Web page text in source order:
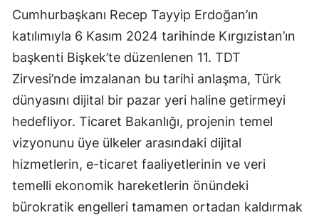
Cumhurbaşkanı Recep Tayyip Erdoğan’ın
katılımıyla 6 Kasım 2024 tarihinde Kırgızistan’ın
başkenti Bişkek’te düzenlenen 11. TDT
Zirvesi’nde imzalanan bu tarihi anlaşma, Türk
dünyasını dijital bir pazar yeri haline getirmeyi
hedefliyor. Ticaret Bakanlığı, projenin temel
vizyonunu üye ülkeler arasındaki dijital
hizmetlerin, e-ticaret faaliyetlerinin ve veri
temelli ekonomik hareketlerin önündeki
bürokratik engelleri tamamen ortadan kaldırmak